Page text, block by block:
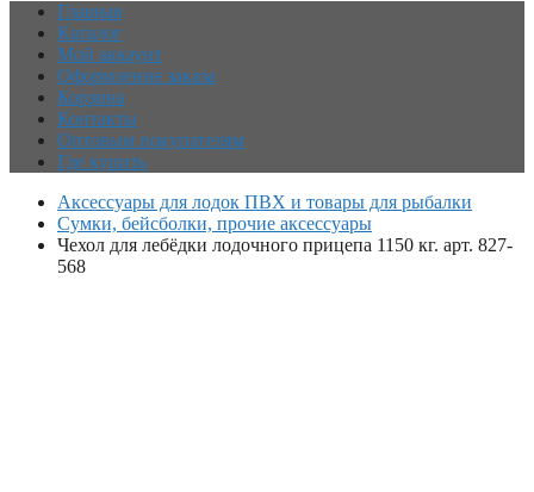
Главная
Каталог
Мой аккаунт
Оформление заказа
Корзина
Контакты
Оптовым покупателям
Где купить
Аксессуары для лодок ПВХ и товары для рыбалки
Сумки, бейсболки, прочие аксессуары
Чехол для лебёдки лодочного прицепа 1150 кг. арт. 827-
568